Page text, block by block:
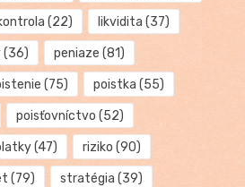
(22) likvidita (37)
(36) peniaze (81)
(75) poistka (55)
poisťovníctvo (52)
(47) riziko (90)
(79) stratégia (39)